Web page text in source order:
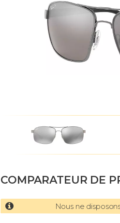
COMPARATEUR DE
Nous ne